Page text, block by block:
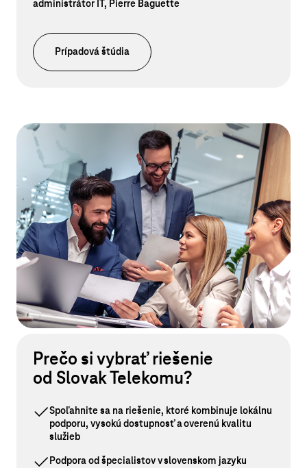
administrátor IT, Pierre Baguette
Prípadová štúdia
Prečo si vybrať riešenie
od Slovak Telekomu?
Spoľahnite sa na riešenie, ktoré kombinuje lokálnu
podporu, vysokú dostupnosť a overenú kvalitu
služieb
Podpora od špecialistov v slovenskom jazyku